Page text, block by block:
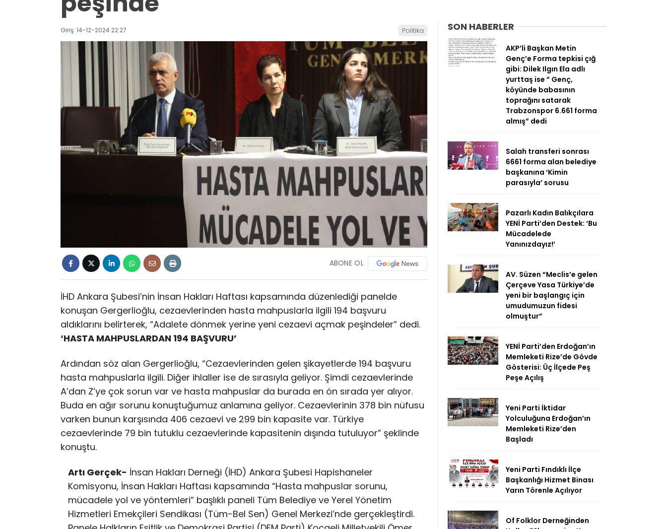
Giriş: 14-12-2024 22:27 Politika
ABONE OL
İHD Ankara Şubesi’nin İnsan Hakları Haftası kapsamında düzenlediği panelde
konuşan Gergerlioğlu, cezaevlerinden hasta mahpuslarla ilgili 194 başvuru
aldıklarını belirterek, “Adalete dönmek yerine yeni cezaevi açmak peşindeler” dedi.
‘HASTA MAHPUSLARDAN 194 BAŞVURU’
Ardından söz alan Gergerlioğlu, “Cezaevlerinden gelen şikayetlerde 194 başvuru
hasta mahpuslarla ilgili. Diğer ihlaller ise de sırasıyla geliyor. Şimdi cezaevlerinde
A’dan Z’ye çok sorun var ve hasta mahpuslar da burada en ön sırada yer alıyor.
Buda en ağır sorunu konuştuğumuz anlamına geliyor. Cezaevlerinin 378 bin nüfusu
varken bunun karşısında 406 cezaevi ve 299 bin kapasite var. Türkiye
cezaevlerinde 79 bin tutuklu cezaevlerinde kapasitenin dışında tutuluyor” şeklinde
konuştu.
Artı Gerçek- İnsan Hakları Derneği (İHD) Ankara Şubesi Hapishaneler
Komisyonu, İnsan Hakları Haftası kapsamında “Hasta mahpuslar sorunu,
mücadele yol ve yöntemleri” başlıklı paneli Tüm Belediye ve Yerel Yönetim
Hizmetleri Emekçileri Sendikası (Tüm-Bel Sen) Genel Merkezi’nde gerçekleştirdi.
SON HABERLER
AKP’li Başkan Metin
Genç’e Forma tepkisi çığ
gibi: Dilek Ilgın Ela adlı
yurttaş ise ” Genç,
köyünde babasının
toprağını satarak
Trabzonspor 6.661 forma
almış” dedi
Salah transferi sonrası
6661 forma alan belediye
başkanına ‘Kimin
parasıyla’ sorusu
Pazarlı Kadın Balıkçılara
YENİ Parti’den Destek: ‘Bu
Mücadelede
Yanınızdayız!’
AV. Süzen “Meclis’e gelen
Çerçeve Yasa Türkiye’de
yeni bir başlangıç için
umudumuzun fidesi
olmuştur”
YENİ Parti’den Erdoğan’ın
Memleketi Rize’de Gövde
Gösterisi: Üç İlçede Peş
Peşe Açılış
Yeni Parti İktidar
Yolculuğuna Erdoğan’ın
Memleketi Rize’den
Başladı
Yeni Parti Fındıklı İlçe
Başkanlığı Hizmet Binası
Yarın Törenle Açılıyor
Of Folklor Derneğinden